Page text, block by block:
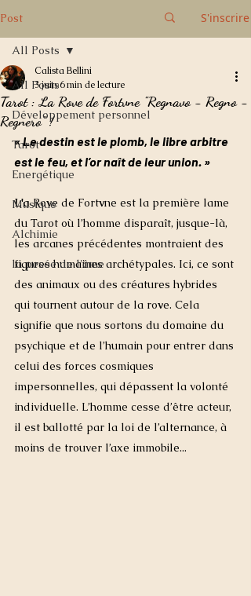
Post S'inscrire
All Posts
Développement personnel
Tarot
Energétique
Musique
Alchimie
la pesée de l'âme
All Posts
Tarot : La Rove de Fortvne "Regnavo - Regno -
Regnero" !
Calista Bellini
3 juin 6 min de lecture
« Le destin est le plomb, le libre arbitre
est le feu, et l’or naît de leur union. »
L'a Rove de Fortvne est la première lame
du Tarot où l’homme disparaît, jusque-là,
les arcanes précédentes montraient des
figures humaines archétypales. Ici, ce sont
des animaux ou des créatures hybrides
qui tournent autour de la rove. Cela
signifie que nous sortons du domaine du
psychique et de l’humain pour entrer dans
celui des forces cosmiques
impersonnelles, qui dépassent la volonté
individuelle. L’homme cesse d’être acteur,
il est ballotté par la loi de l’alternance, à
moins de trouver l’axe immobile...